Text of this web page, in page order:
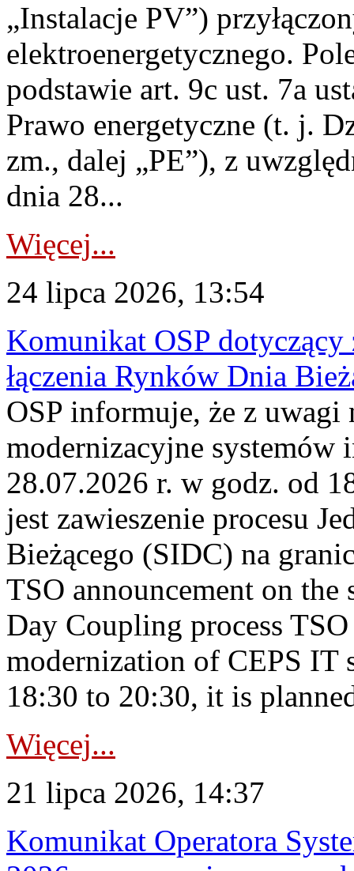
„Instalacje PV”)
elektroenergetycznego.
podstawie art. 9c ust. 7a
Prawo energetyczne (t. j.
zm., dalej „PE”), z
dnia 28...
Więcej...
24 lipca 2026, 13:54
Komunikat OSP dotyczący
łączenia Rynków Dnia
OSP informuje, że z uwagi
modernizacyjne
28.07.2026 r. w godz. od
jest zawieszenie procesu
Bieżącego (SIDC) na
TSO announcement on
Day Coupling process
modernization of CEPS IT
18:30 to 20:30, it is
Więcej...
21 lipca 2026, 14:37
Komunikat Operatora